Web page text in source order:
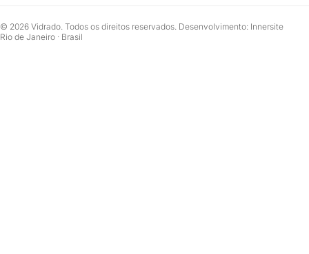
© 2026 Vidrado. Todos os direitos reservados. Desenvolvimento: Innersite
Rio de Janeiro · Brasil